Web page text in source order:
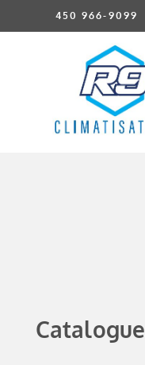
450 966-9099
Catalogue